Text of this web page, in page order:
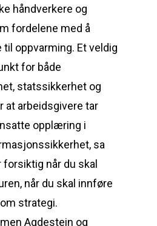
håndverkere og
fordelene med å
oppvarming. Et veldig
for både
statssikkerhet og
at arbeidsgivere tar
opplæring i
sa
når du skal
når du skal innføre
strategi.
Agdestein og